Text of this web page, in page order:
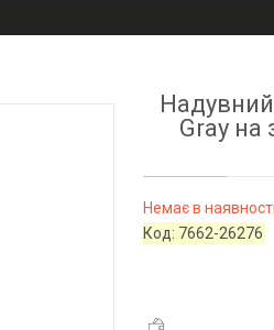
Gray на
Немає в наявності
Код: 7662-26276